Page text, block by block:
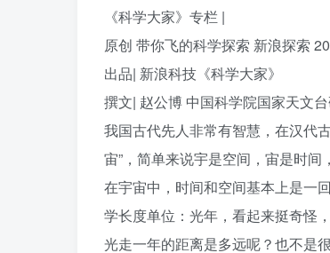
《科学大家》专栏 |
原创 带你飞的科学探索 新浪探索
出品| 新浪科技《科学大家》
撰文| 赵公博 中国科学院国家天文
我国古代先人非常有智慧，在汉代
宙”，简单来说宇是空间，宙是时间
在宇宙中，时间和空间基本上是一
学长度单位：光年，看起来挺奇怪
光走一年的距离是多远呢？也不是